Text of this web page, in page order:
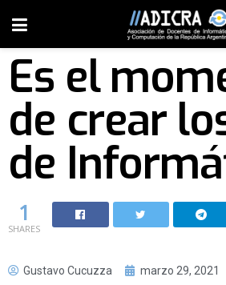
Es el
de crear
de
1
SHARES
Gustavo Cucuzza marzo 29, 2021